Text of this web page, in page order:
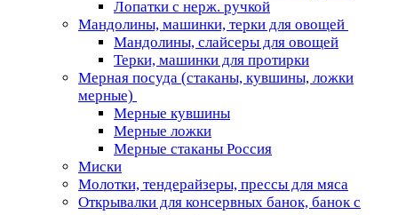
Лопатки с нерж. ручкой
Мандолины, машинки, терки для овощей
Мандолины, слайсеры для овощей
Терки, машинки для протирки
Мерная посуда (стаканы, кувшины, ложки
мерные)
Мерные кувшины
Мерные ложки
Мерные стаканы Россия
Миски
Молотки, тендерайзеры, прессы для мяса
Открывалки для консервных банок, банок с